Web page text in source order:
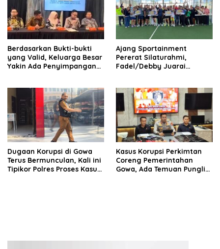
Berdasarkan Bukti-bukti
yang Valid, Keluarga Besar
Yakin Ada Penyimpangan
Ajang Sportainment
Pererat Silaturahmi,
Fadel/Debby Juarai
Dugaan Korupsi di Gowa
Terus Bermunculan, Kali ini
Tipikor Polres Proses Kasus
Kasus Korupsi Perkimtan
Coreng Pemerintahan
Gowa, Ada Temuan Pungli